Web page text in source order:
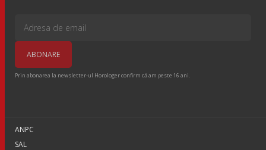
Prin abonarea la newsletter-ul Horologer confirm că am peste 16 ani.
ANPC
SAL